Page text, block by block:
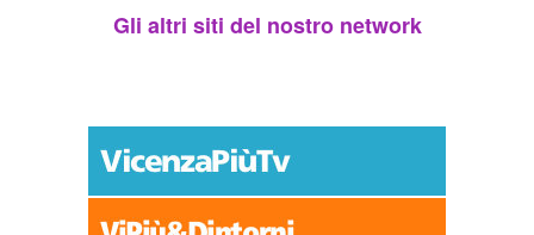
Gli altri siti del nostro network